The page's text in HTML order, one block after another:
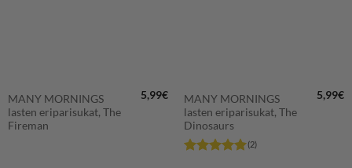
MANY MORNINGS
lasten eriparisukat, The
Fireman
5,99€
MANY MORNINGS
lasten eriparisukat, The
Dinosaurs
(2)
5,99€